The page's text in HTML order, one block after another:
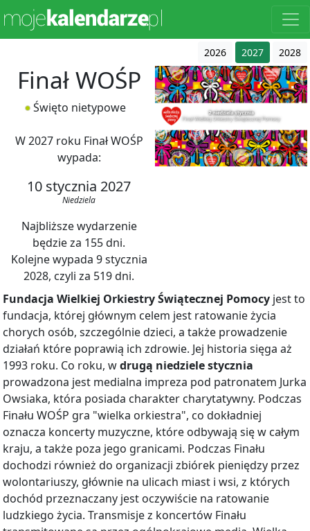
2026 2027 2028
Finał WOŚP
Święto nietypowe
W 2027 roku Finał WOŚP
wypada:
10 stycznia 2027
Niedziela
Najbliższe wydarzenie
będzie za 155 dni.
Kolejne wypada 9 stycznia
2028, czyli za 519 dni.
Fundacja Wielkiej Orkiestry Świątecznej Pomocy jest to
fundacja, której głównym celem jest ratowanie życia
chorych osób, szczególnie dzieci, a także prowadzenie
działań które poprawią ich zdrowie. Jej historia sięga aż
1993 roku. Co roku, wdrugą niedziele stycznia
prowadzona jest medialna impreza pod patronatem Jurka
Owsiaka, która posiada charakter charytatywny. Podczas
Finału WOŚP gra "wielka orkiestra", co dokładniej
oznacza koncerty muzyczne, które odbywają się w całym
kraju, a także poza jego granicami. Podczas Finału
dochodzi również do organizacji zbiórek pieniędzy przez
wolontariuszy, głównie na ulicach miast i wsi, z których
dochód przeznaczany jest oczywiście na ratowanie
ludzkiego życia. Transmisje z koncertów Finału